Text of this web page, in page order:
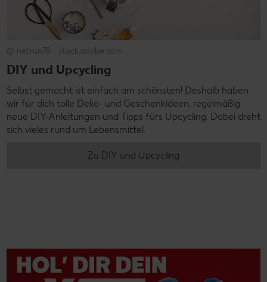
© netrun78 - stock.adobe.com
DIY und Upcycling
Selbst gemacht ist einfach am schönsten! Deshalb haben
wir für dich tolle Deko- und Geschenkideen, regelmäßig
neue DIY-Anleitungen und Tipps fürs Upcycling. Dabei dreht
sich vieles rund um Lebensmittel.
Zu DIY und Upcycling